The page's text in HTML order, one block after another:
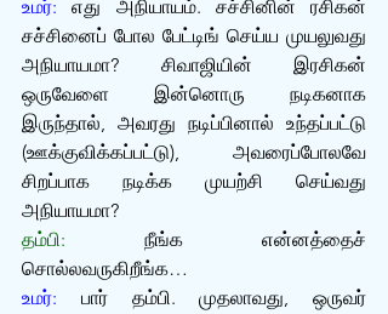
உமர்: எது அநியாயம். சச்சினின் ரசிகன்
சச்சினைப் போல பேட்டிங் செய்ய முயலுவது
அநியாயமா? சிவாஜியின் இரசிகன்
ஒருவேளை இன்னொரு நடிகனாக
இருந்தால், அவரது நடிப்பினால் உந்தப்பட்டு
(ஊக்குவிக்கப்பட்டு), அவரைப்போலவே
சிறப்பாக நடிக்க முயற்சி செய்வது
அநியாயமா?
தம்பி: நீங்க என்னத்தைச்
சொல்லவருகிறீங்க…
உமர்: பார் தம்பி. முதலாவது, ஒருவர்